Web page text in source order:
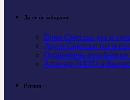
Да се не заборави
Први Свјeтски рат и
Други Свјетски рат и
Одбрамбено отаџбински
Агресија НАТО и
Регион